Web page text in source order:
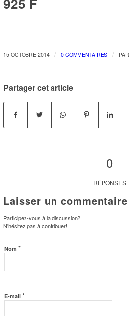
925 F
15 OCTOBRE 2014 / 0 COMMENTAIRES / PAR
Partager cet article
0
RÉPONSES
Laisser un commentaire
Participez-vous à la discussion?
N'hésitez pas à contribuer!
Nom *
E-mail *